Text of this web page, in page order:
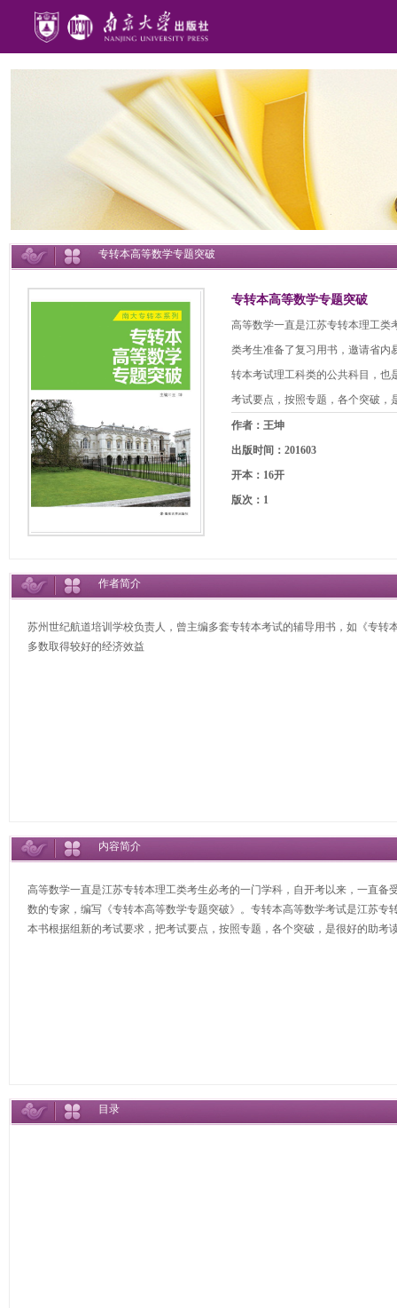
专转本高等数学专题突破
专转本高等数学专题突破
高等数学一直是江苏专转本理工类
类考生准备了复习用书，邀请省内
转本考试理工科类的公共科目，也
考试要点，按照专题，各个突破，
作者：王坤
出版时间：201603
开本：16开
版次：1
作者简介
苏州世纪航道培训学校负责人，曾主编多套专转本考试的辅导用书，如《专
多数取得较好的经济效益
内容简介
高等数学一直是江苏专转本理工类考生必考的一门学科，自开考以来，一直
数的专家，编写《专转本高等数学专题突破》。专转本高等数学考试是江苏
本书根据组新的考试要求，把考试要点，按照专题，各个突破，是很好的助考
目录